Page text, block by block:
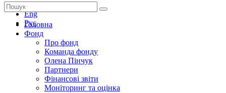
Укр
Eng
Рус
Головна
Фонд
Про фонд
Команда фонду
Олена Пінчук
Партнери
Фінансові звіти
Монiторинг та оцiнка